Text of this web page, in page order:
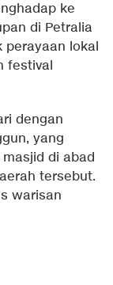
ke
di Petralia
perayaan lokal
festival
dengan
yang
di abad
tersebut.
warisan